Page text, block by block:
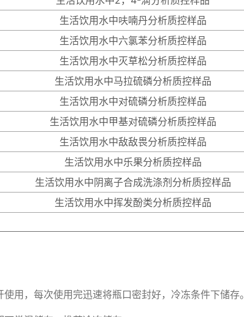
生活饮用水中呋喃丹分析质控样品
生活饮用水中六氯苯分析质控样品
生活饮用水中灭草松分析质控样品
生活饮用水中马拉硫磷分析质控样品
生活饮用水中对硫磷分析质控样品
生活饮用水中甲基对硫磷分析质控样品
生活饮用水中敌敌畏分析质控样品
生活饮用水中乐果分析质控样品
生活饮用水中阴离子合成洗涤剂分析质控样品
生活饮用水中挥发酚类分析质控样品
用，每次使用完迅速将瓶口密封好，冷冻条件下储存。